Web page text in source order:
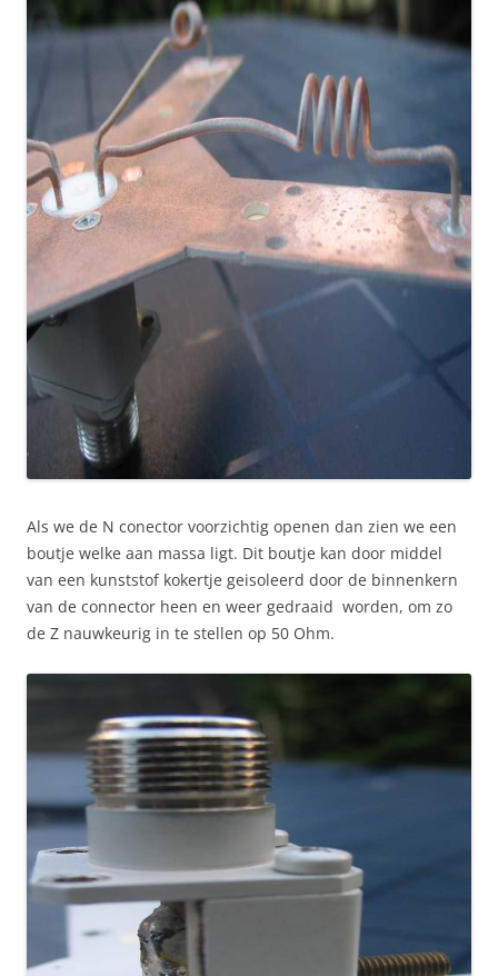
Als we de N conector voorzichtig openen dan zien we een
boutje welke aan massa ligt. Dit boutje kan door middel
van een kunststof kokertje geisoleerd door de binnenkern
van de connector heen en weer gedraaid worden, om zo
de Z nauwkeurig in te stellen op 50 Ohm.